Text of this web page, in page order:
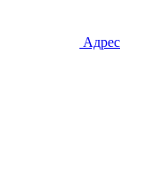
Адрес